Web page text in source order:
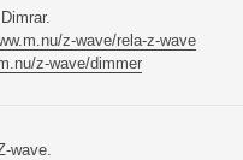
z-wave/rela-z-wave
z-wave/dimmer
wave.